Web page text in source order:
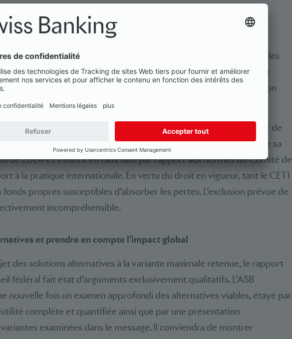
massif des exigences en matière de fonds propres tel qu’il est
aurait pourtant de vastes répercussions: elle entraînerait une
ainsi que d’éventuelles restrictions au niveau des services
et nationaux, tout en renchérissant les activités internationales
Suisse. Cela créerait un handicap structurel qui, loin de concerner
à vocation internationale, affaiblirait la place financière dans son
sur l’économie réelle de la Suisse.
des filiales étrangères en fonds propres, le Conseil fédéral prévoit de
fonds propres de base durs (CET1). Il va ainsi nettement au-delà de sa
de 2024 et s’inscrit en faux tant par rapport aux normes du Comité de
à la pratique internationale. En vertu du droit en vigueur, tant le CET1
fonds propres susceptibles d’absorber les pertes. L’exclusion prévue de
incompréhensible.
et prendre en compte l’impact global
des solutions alternatives à la variante maximale retenue, le rapport
fédéral fait état d’arguments exclusivement qualitatifs. L’ASB
nouvelle fois un examen approfondi des alternatives viables, étayé par
complète et quantifiée ainsi que par une présentation
examinées dans le message. Il conviendra de montrer